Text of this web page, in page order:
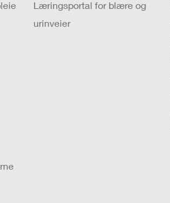
Læringsportal for blære og
urinveier